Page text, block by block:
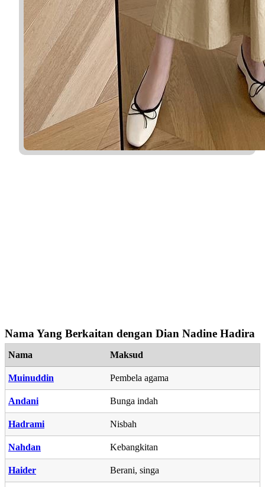
✚ Baju Baby Custom Nama 'Dian Nadine Hadira'
Nama Yang Berkaitan dengan Dian Nadine Hadira
Nama Maksud
Muinuddin Pembela agama
Andani Bunga indah
Hadrami Nisbah
Nahdan Kebangkitan
Haider Berani, singa